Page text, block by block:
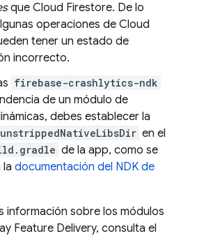
que Cloud Firestore. De lo
operaciones de Cloud
tener un estado de
incorrecto.
firebase-crashlytics-ndk
de un módulo de
debes establecer la
unstrippedNativeLibsDir en el
de la app, como se
la documentación del NDK de
información sobre los módulos
Feature Delivery, consulta el